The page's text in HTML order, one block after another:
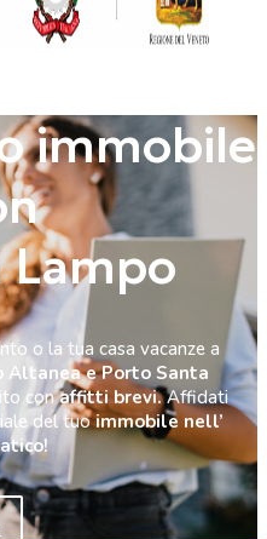
immobile
Lampo
o la tua casa vacanze a
Altanea e Porto Santa
conaffitti brevi.Affidati
del tuoimmobile nell’